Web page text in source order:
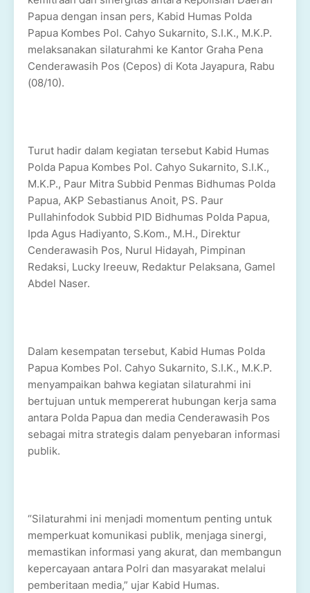
Papua dengan insan pers, Kabid Humas Polda
Papua Kombes Pol. Cahyo Sukarnito, S.I.K., M.K.P.
melaksanakan silaturahmi ke Kantor Graha Pena
Cenderawasih Pos (Cepos) di Kota Jayapura, Rabu
(08/10).
Turut hadir dalam kegiatan tersebut Kabid Humas
Polda Papua Kombes Pol. Cahyo Sukarnito, S.I.K.,
M.K.P., Paur Mitra Subbid Penmas Bidhumas Polda
Papua, AKP Sebastianus Anoit, PS. Paur
Pullahinfodok Subbid PID Bidhumas Polda Papua,
Ipda Agus Hadiyanto, S.Kom., M.H., Direktur
Cenderawasih Pos, Nurul Hidayah, Pimpinan
Redaksi, Lucky Ireeuw, Redaktur Pelaksana, Gamel
Abdel Naser.
Dalam kesempatan tersebut, Kabid Humas Polda
Papua Kombes Pol. Cahyo Sukarnito, S.I.K., M.K.P.
menyampaikan bahwa kegiatan silaturahmi ini
bertujuan untuk mempererat hubungan kerja sama
antara Polda Papua dan media Cenderawasih Pos
sebagai mitra strategis dalam penyebaran informasi
publik.
“Silaturahmi ini menjadi momentum penting untuk
memperkuat komunikasi publik, menjaga sinergi,
memastikan informasi yang akurat, dan membangun
kepercayaan antara Polri dan masyarakat melalui
pemberitaan media,” ujar Kabid Humas.